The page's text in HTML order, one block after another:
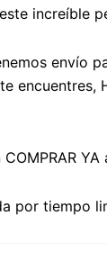
increíble
envío
encuentres,
COMPRAR
por tiempo